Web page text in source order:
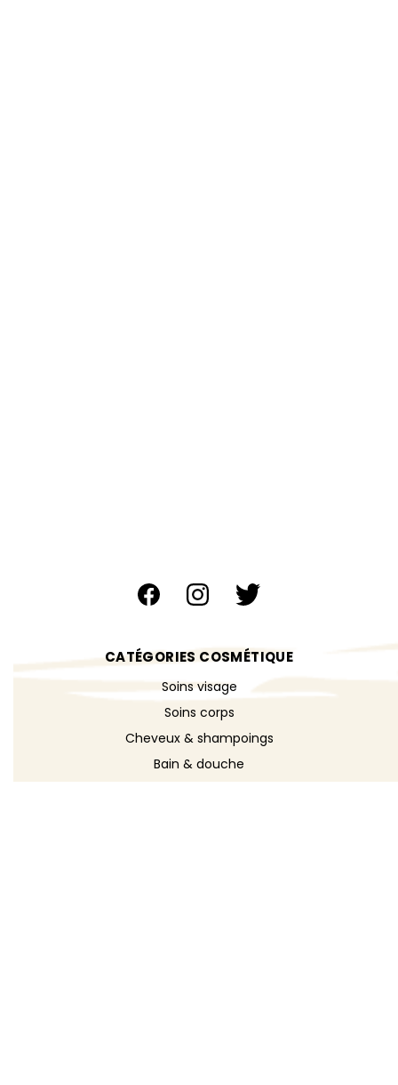
CATÉGORIES COSMÉTIQUE
Soins visage
Soins corps
Cheveux & shampoings
Bain & douche